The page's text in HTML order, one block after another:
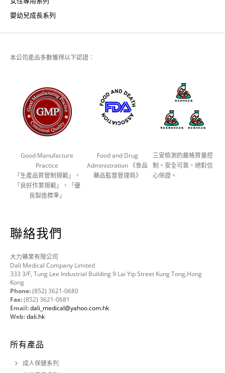
嬰幼兒成長系列
本公司產品多數獲得以下認證：
Good Manufacture
Practice
「生產品質管制規範」，
「良好作業規範」，「優
良製造標準」
Food and Drug
Administration 《食品
藥品監督管理局》
三安檢測的嚴格質量控
制。安全可靠，絕對信
心保證。
聯絡我們
大力藥業有限公司
Dali Medical Company Limited
333 3/F, Tung Lee Industrial Building 9 Lai Yip Street Kung Tong,Hong
Kong
Phone:(852) 3621-0680
Fax:(852) 3621-0681
Email:dali_medical@yahoo.com.hk
Web:dali.hk
所有產品
成人保健系列